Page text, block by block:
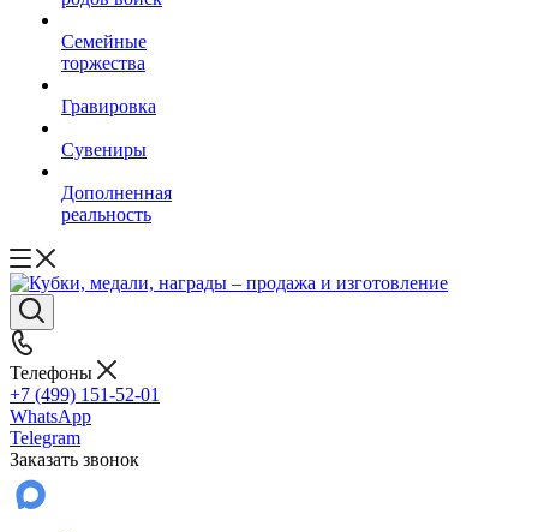
Семейные
торжества
Гравировка
Сувениры
Дополненная
реальность
Телефоны
+7 (499) 151-52-01
WhatsApp
Telegram
Заказать звонок